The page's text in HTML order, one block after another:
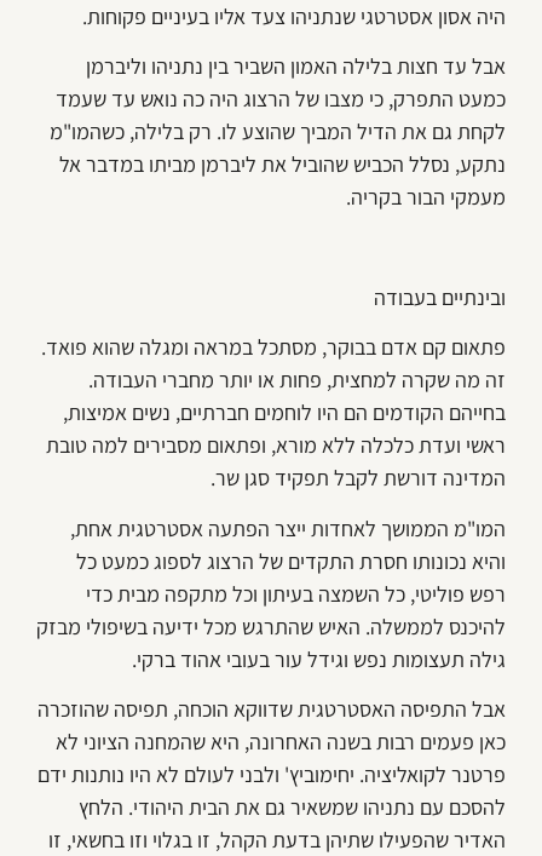
היה אסון אסטרטגי שנתניהו צעד אליו בעיניים פקוחות.
אבל עד חצות בלילה האמון השביר בין נתניהו וליברמן
כמעט התפרק, כי מצבו של הרצוג היה כה נואש עד שעמד
לקחת גם את הדיל המביך שהוצע לו. רק בלילה, כשהמו"מ
נתקע, נסלל הכביש שהוביל את ליברמן מביתו במדבר אל
מעמקי הבור בקריה.
ובינתיים בעבודה
פתאום קם אדם בבוקר, מסתכל במראה ומגלה שהוא פואד.
זה מה שקרה למחצית, פחות או יותר מחברי העבודה.
בחייהם הקודמים הם היו לוחמים חברתיים, נשים אמיצות,
ראשי ועדת כלכלה ללא מורא, ופתאום מסבירים למה טובת
המדינה דורשת לקבל תפקיד סגן שר.
המו"מ הממושך לאחדות ייצר הפתעה אסטרטגית אחת,
והיא נכונותו חסרת התקדים של הרצוג לספוג כמעט כל
רפש פוליטי, כל השמצה בעיתון וכל מתקפה מבית כדי
להיכנס לממשלה. האיש שהתרגש מכל ידיעה בשיפולי מבזק
גילה תעצומות נפש וגידל עור בעובי אהוד ברקי.
אבל התפיסה האסטרטגית שדווקא הוכחה, תפיסה שהוזכרה
כאן פעמים רבות בשנה האחרונה, היא שהמחנה הציוני לא
פרטנר לקואליציה. יחימוביץ' ולבני לעולם לא היו נותנות ידם
להסכם עם נתניהו שמשאיר גם את הבית היהודי. הלחץ
האדיר שהפעילו שתיהן בדעת הקהל, זו בגלוי וזו בחשאי, זו